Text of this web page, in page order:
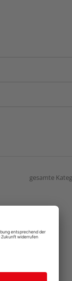
gesamte